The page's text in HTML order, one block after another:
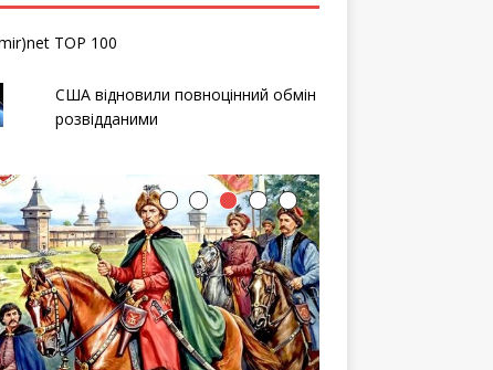
США відновили повноцінний обмін
розвідданими